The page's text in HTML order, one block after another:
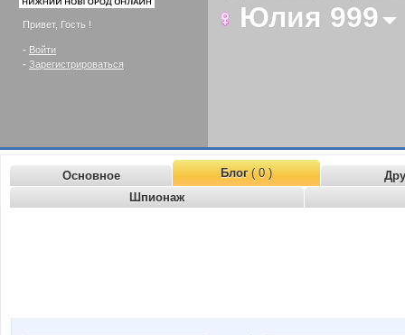
Привет, Гость !
- Войти
- Зарегистрироваться
Юлия 999
Основное Блог( 0 )
Шпионаж